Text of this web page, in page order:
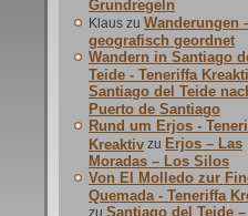
Grundregeln
Klaus zu Wanderungen
geografisch geordnet
Wandern in Santiago
Teide - Teneriffa
Santiago del Teide
Puerto de Santiago
Rund um Erjos -
Kreaktiv zu Erjos – Las
Moradas – Los Silos
Von El Molledo zur
Quemada - Teneriffa
zu Santiago del Teide –